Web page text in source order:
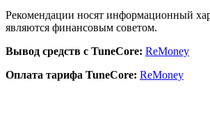
Рекомендации носят информационный
являются финансовым советом.
Вывод средств с TuneCore: ReMoney
Оплата тарифа TuneCore: ReMoney